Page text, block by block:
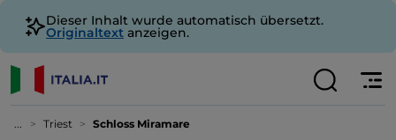
Dieser Inhalt wurde automatisch übersetzt.
Originaltext anzeigen.
... Triest Schloss Miramare